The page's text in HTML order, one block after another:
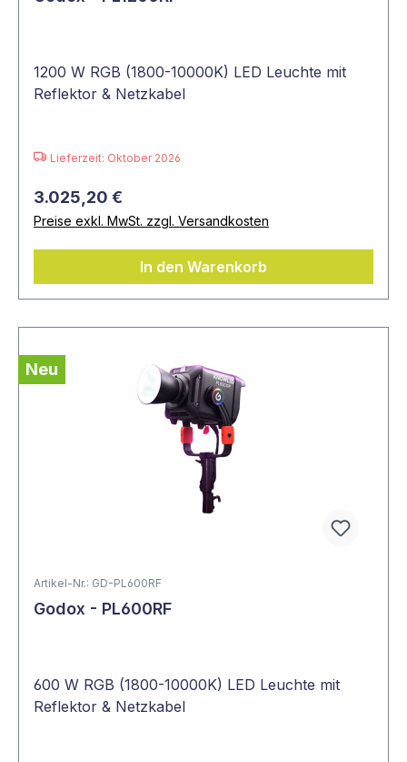
1200 W RGB (1800-10000K) LED Leuchte mit
Reflektor & Netzkabel
Lieferzeit: Oktober 2026
3.025,20 €
Preise exkl. MwSt. zzgl. Versandkosten
In den Warenkorb
Neu
Artikel-Nr.: GD-PL600RF
Godox - PL600RF
600 W RGB (1800-10000K) LED Leuchte mit
Reflektor & Netzkabel